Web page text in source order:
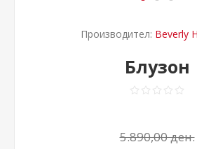
Производител: Beverly
Блузон
5.890,00 ден.